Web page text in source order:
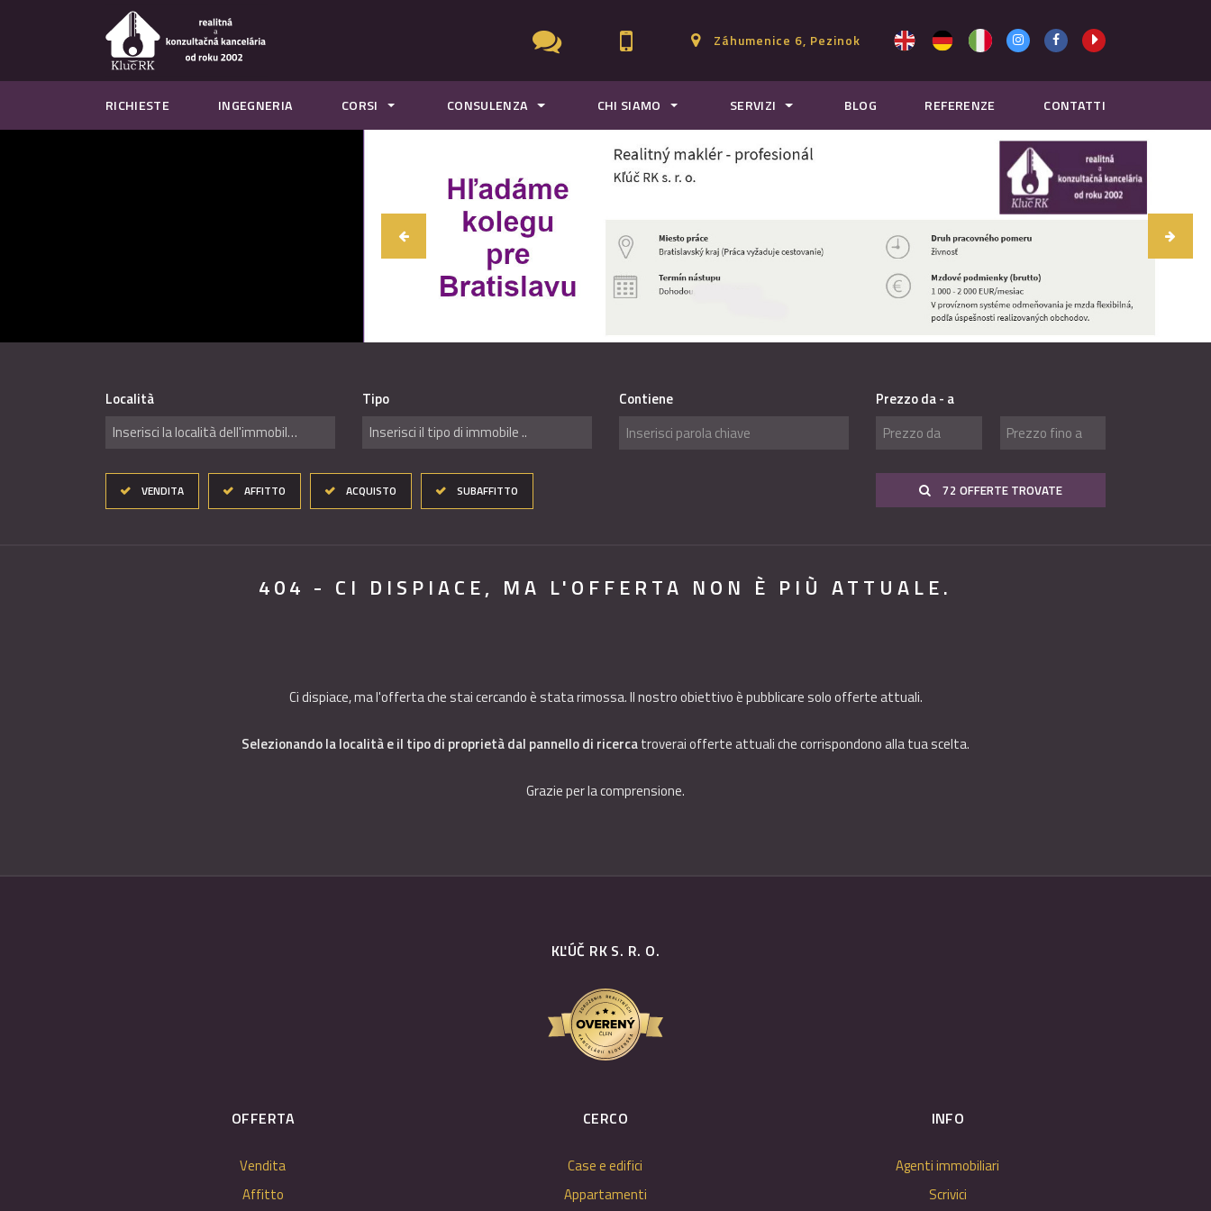
Záhumenice 6, Pezinok
RICHIESTE INGEGNERIA CORSI CONSULENZA CHI SIAMO SERVIZI BLOG REFERENZE CONTATTI
Località
Inserisci la località dell'immobile ..
Tipo
Inserisci il tipo di immobile ..
Contiene Prezzo da - a
VENDITA AFFITTO ACQUISTO SUBAFFITTO 72 OFFERTE TROVATE
404 - CI DISPIACE, MA L'OFFERTA NON È PIÙ ATTUALE.
Ci dispiace, ma l'offerta che stai cercando è stata rimossa. Il nostro obiettivo è pubblicare solo offerte attuali.
Selezionando la località e il tipo di proprietà dal pannello di ricercatroverai offerte attuali che corrispondono alla tua scelta.
Grazie per la comprensione.
KĽÚČ RK S. R. O.
OFFERTA
Vendita
Affitto
CERCO
Case e edifici
Appartamenti
INFO
Agenti immobiliari
Scrivici